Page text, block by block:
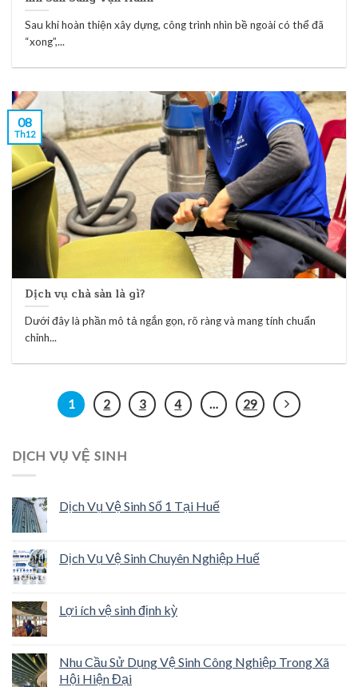
Sau khi hoàn thiện xây dựng, công trình nhìn bề ngoài có thể đã
“xong”,...
Dịch vụ chà sàn là gì?
Dưới đây là phần mô tả ngắn gọn, rõ ràng và mang tính chuẩn
chỉnh...
08
Th12
1 2 3 4 … 29
DỊCH VỤ VỆ SINH
Dịch Vụ Vệ Sinh Số 1 Tại Huế
Dịch Vụ Vệ Sinh Chuyên Nghiệp Huế
Lợi ích vệ sinh định kỳ
Nhu Cầu Sử Dụng Vệ Sinh Công Nghiệp Trong Xã
Hội Hiện Đại